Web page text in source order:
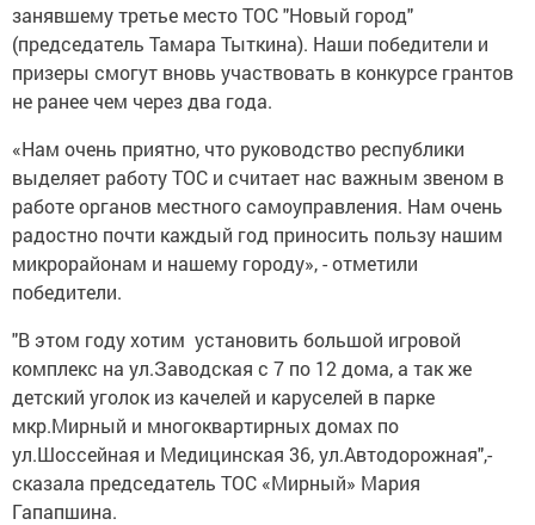
занявшему третье место ТОС "Новый город"
(председатель Тамара Тыткина). Наши победители и
призеры смогут вновь участвовать в конкурсе грантов
не ранее чем через два года.
«Нам очень приятно, что руководство республики
выделяет работу ТОС и считает нас важным звеном в
работе органов местного самоуправления. Нам очень
радостно почти каждый год приносить пользу нашим
микрорайонам и нашему городу», - отметили
победители.
"В этом году хотим установить большой игровой
комплекс на ул.Заводская с 7 по 12 дома, а так же
детский уголок из качелей и каруселей в парке
мкр.Мирный и многоквартирных домах по
ул.Шоссейная и Медицинская 36, ул.Автодорожная",-
сказала председатель ТОС «Мирный» Мария
Гапапшина.